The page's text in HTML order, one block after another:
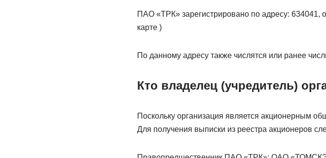
ПАО «ТРК» зарегистрировано по адресу: 634041,
карте )
По данному адресу также числятся или ранее
Кто владелец (учредитель)
Поскольку организация является акционерным
Для получения выписки из реестра акционеров